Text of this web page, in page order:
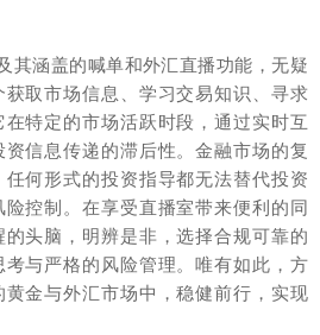
其涵盖的喊单和外汇直播功能，无疑
取市场信息、学习交易知识、寻求
特定的市场活跃时段，通过实时互
信息传递的滞后性。金融市场的复
何形式的投资指导都无法替代投资
控制。在享受直播室带来便利的同
头脑，明辨是非，选择合规可靠的
与严格的风险管理。唯有如此，方
金与外汇市场中，稳健前行，实现